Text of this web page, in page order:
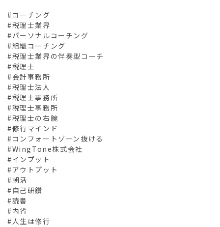
#コーチング
#税理士業界
#パーソナルコーチング
#組織コーチング
#税理士業界の伴奏型コーチ
#税理士
#会計事務所
#税理士法人
#税理士事務所
#税理士事務所
#税理士の右腕
#修行マインド
#コンフォートゾーン抜ける
#WingTone株式会社
#インプット
#アウトプット
#朝活
#自己研鑽
#読書
#内省
#人生は修行